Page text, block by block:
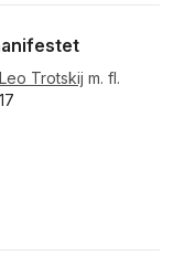
Leo Trotskij m. fl.
antal röster: